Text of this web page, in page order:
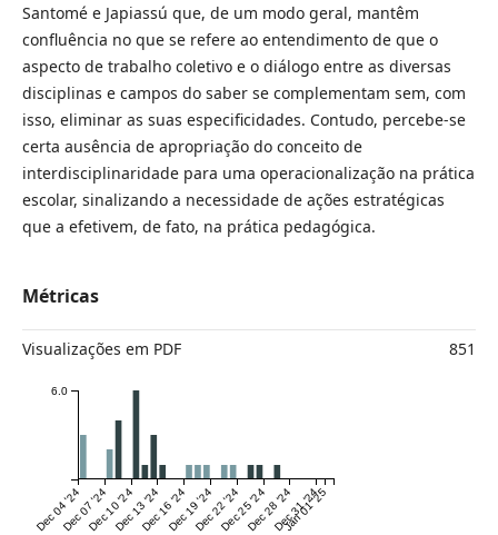
Santomé e Japiassú que, de um modo geral, mantêm
confluência no que se refere ao entendimento de que o
aspecto de trabalho coletivo e o diálogo entre as diversas
disciplinas e campos do saber se complementam sem, com
isso, eliminar as suas especificidades. Contudo, percebe-se
certa ausência de apropriação do conceito de
interdisciplinaridade para uma operacionalização na prática
escolar, sinalizando a necessidade de ações estratégicas
que a efetivem, de fato, na prática pedagógica.
Métricas
Visualizações em PDF 851
Dec 04 '24Dec 07 '24Dec 10 '24Dec 13 '24Dec 16 '24Dec 19 '24Dec 22 '24Dec 25 '24Dec 28 '24Dec 31 '24
Jan 01 '25
6.0